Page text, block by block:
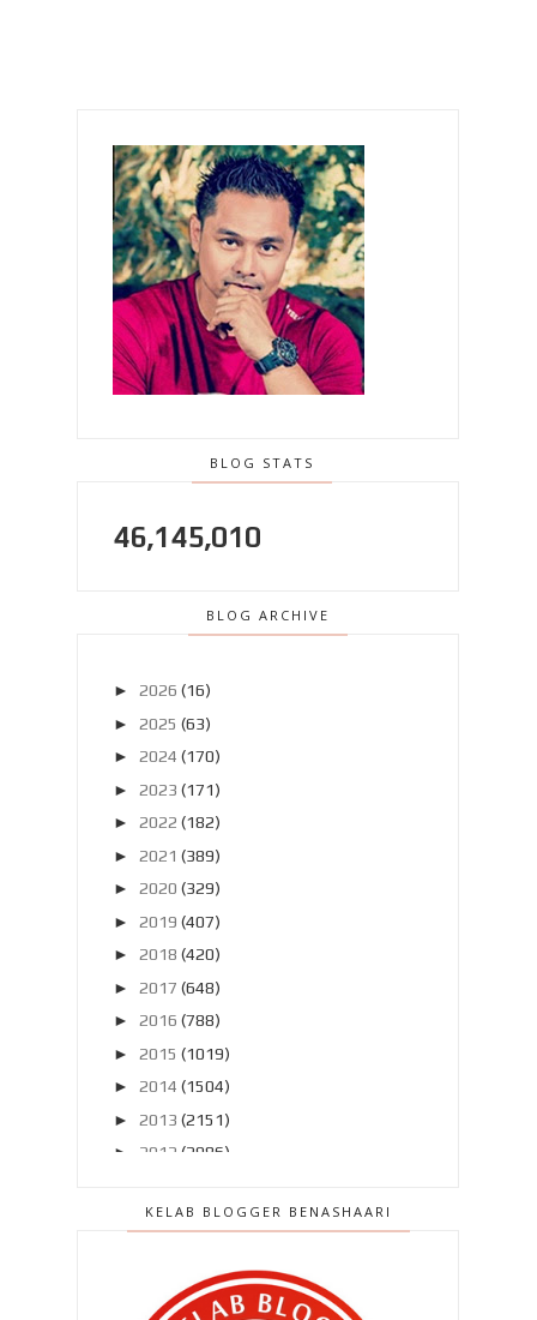
BLOG STATS
46,145,010
BLOG ARCHIVE
► 2026 (16)
► 2025 (63)
► 2024 (170)
► 2023 (171)
► 2022 (182)
► 2021 (389)
► 2020 (329)
► 2019 (407)
► 2018 (420)
► 2017 (648)
► 2016 (788)
► 2015 (1019)
► 2014 (1504)
► 2013 (2151)
► 2012 (2986)
►Disember 2011(303)
Oktober 2011(418)
KELAB BLOGGER BENASHAARI